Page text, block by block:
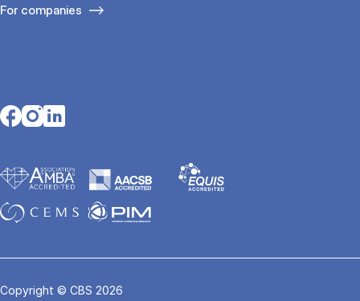
For companies
Opens in a new tab
Opens in a new tab
Opens in a new tab
Copyright © CBS 2026